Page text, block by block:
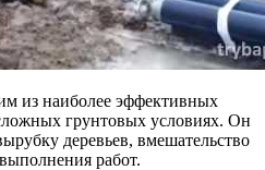
из наиболее эффективных
грунтовых условиях. Он
деревьев, вмешательство
работ.